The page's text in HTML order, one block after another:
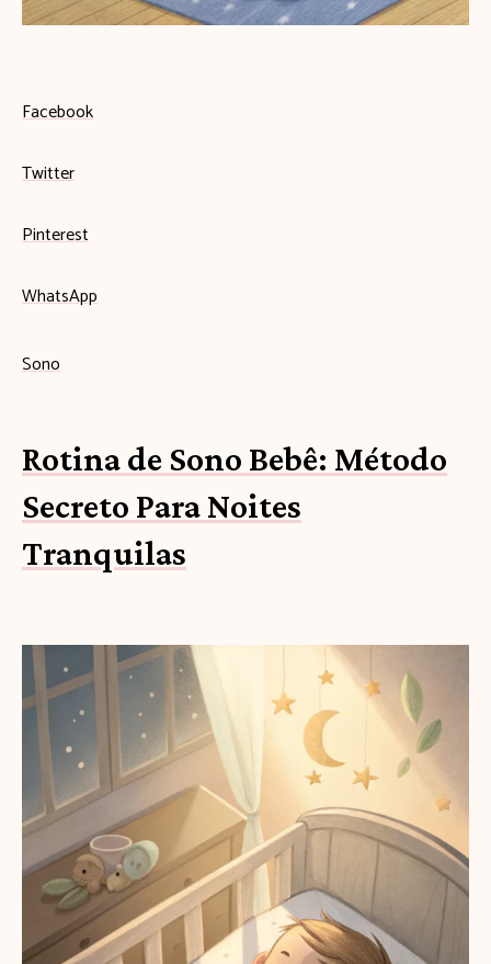
Facebook
Twitter
Pinterest
WhatsApp
Sono
Rotina de Sono Bebê: Método
Secreto Para Noites
Tranquilas